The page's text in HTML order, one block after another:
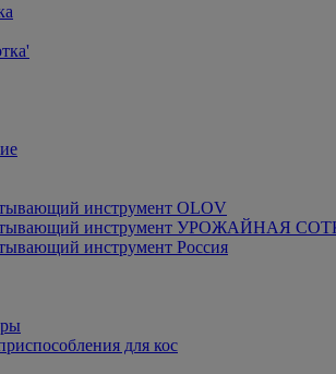
инструмент OLOV
инструмент УРОЖАЙНАЯ
инструмент Россия
для кос